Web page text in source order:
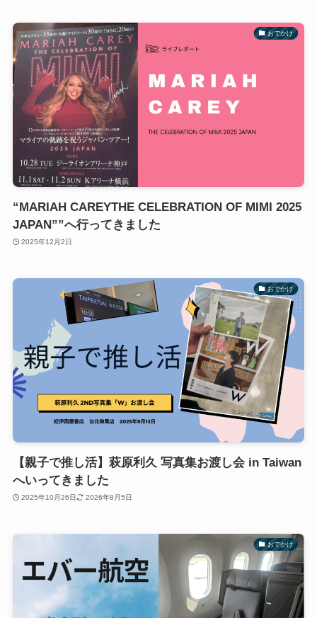
おでかけ
“MARIAH CAREYTHE CELEBRATION OF MIMI 2025
JAPAN””へ行ってきました
2025年12月2日
おでかけ
【親子で推し活】萩原利久 写真集お渡し会 in Taiwan
へいってきました
2025年10月26日 2026年8月5日
おでかけ